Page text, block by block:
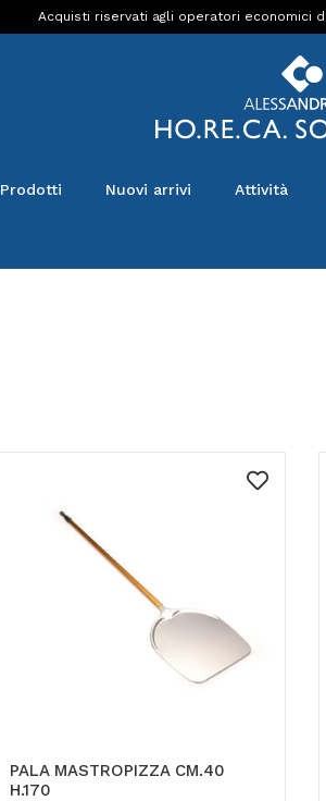
Acquisti riservati agli operatori economici
Prodotti Nuovi arrivi Attività
PALA MASTROPIZZA CM.40
H.170